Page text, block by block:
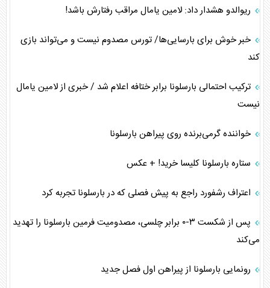
ریوالدو هشدار داد: لامین یامال مراقب رفتارش باشد!
خبر خوش برای بارسایی‌ها/ تورس مصدوم نیست و می‌تواند بازی
کند
ترکیب احتمالی بارسلونا برابر ختافه اعلام شد / خبری از لامین یامال
نیست
خواننده گرمی‌برنده روی پیراهن بارسلونا
ستاره بارسلونا کلیسا خرید! + عکس
اعتراف رشفورد راجع به پیش فصلی که در بارسلونا تجربه کرد
پس از شکست ۳-۰ برابر چلسی، مصدومیت فرمین بارسلونا را تهدید
می‌کند
رونمایی بارسلونا از پیراهن اول فصل جدید